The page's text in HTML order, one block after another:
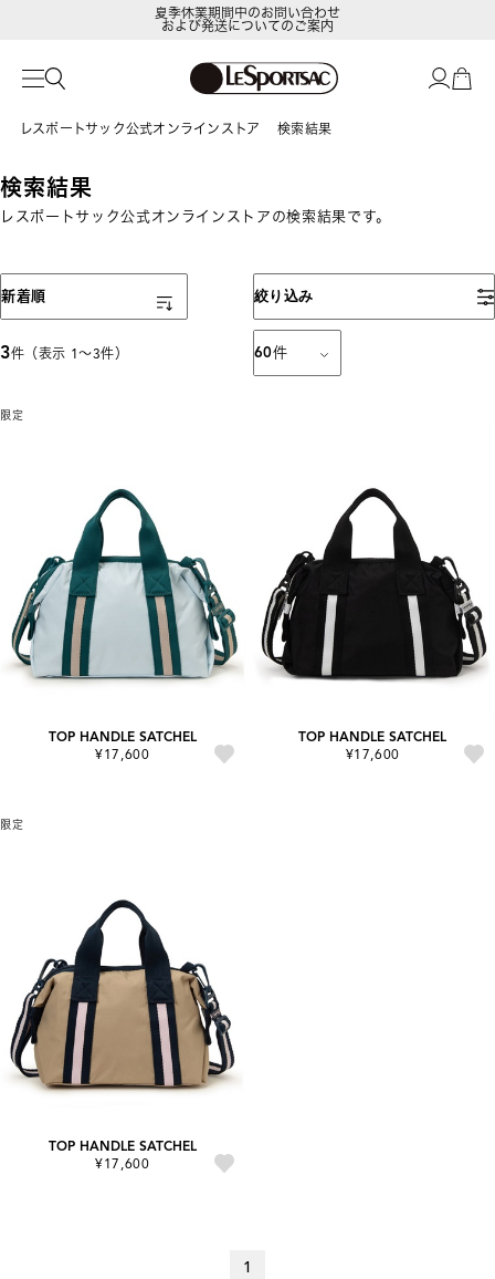
夏季休業期間中のお問い合わせ
および発送についてのご案内
レスポートサック公式オンラインストア 検索結果
検索結果
レスポートサック公式オンラインストアの検索結果です。
絞り込み
3件（表示 1〜3件） 60件
表示順
新着順
限定
TOP HANDLE SATCHEL
¥17,600
TOP HANDLE SATCHEL
¥17,600
限定
TOP HANDLE SATCHEL
¥17,600
1